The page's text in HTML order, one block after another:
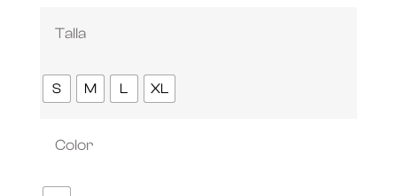
Talla
S M L XL
Color